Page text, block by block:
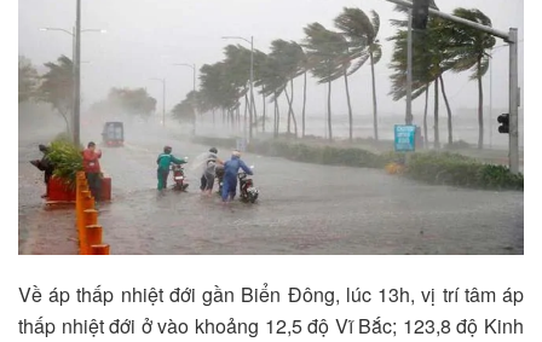
Về áp thấp nhiệt đới gần Biển Đông, lúc 13h, vị trí tâm áp
thấp nhiệt đới ở vào khoảng 12,5 độ Vĩ Bắc; 123,8 độ Kinh